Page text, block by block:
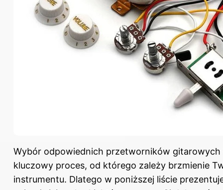
Wybór odpowiednich przetworników gitarowych
kluczowy proces, od którego zależy brzmienie
instrumentu. Dlatego w poniższej liście